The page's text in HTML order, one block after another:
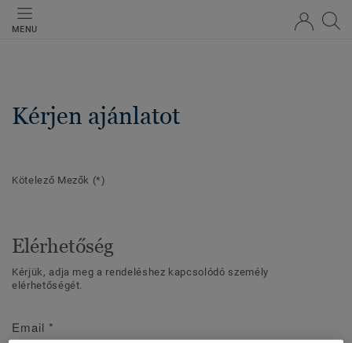
MENU
Kérjen ajánlatot
Kötelező Mezők (*)
Elérhetőség
Kérjük, adja meg a rendeléshez kapcsolódó személy
elérhetőségét.
Email *